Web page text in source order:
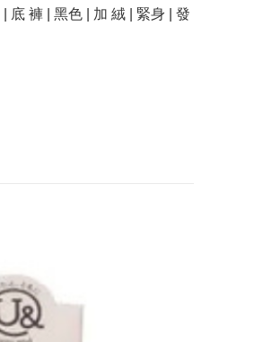
底 褲 | 黑色 | 加 絨 | 緊身 | 發